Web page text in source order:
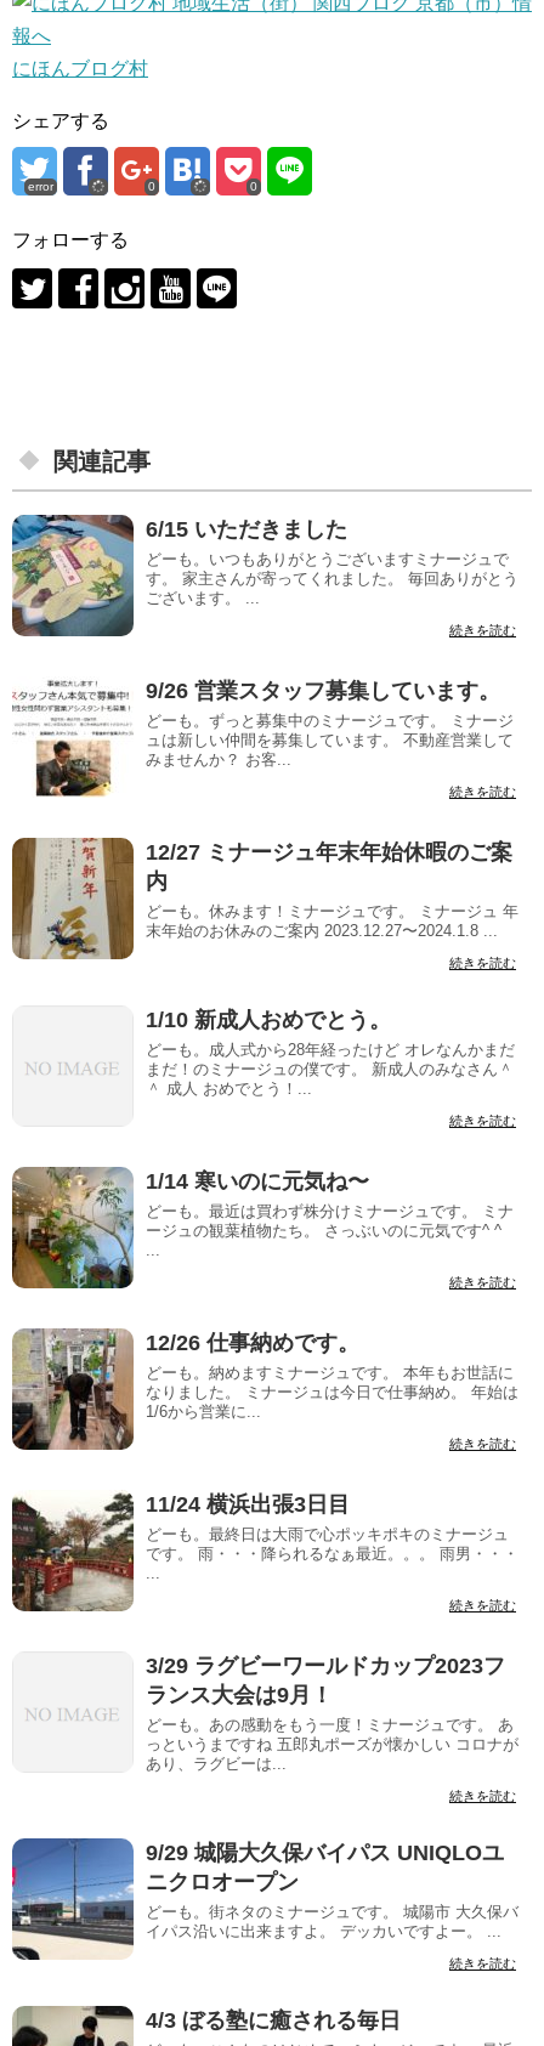
にほんブログ村
シェアする
error 0 0
フォローする
関連記事
6/15 いただきました
どーも。いつもありがとうございますミナージュで
す。 家主さんが寄ってくれました。 毎回ありがとう
ございます。 ...
続きを読む
9/26 営業スタッフ募集しています。
どーも。ずっと募集中のミナージュです。 ミナージ
ュは新しい仲間を募集しています。 不動産営業して
みませんか？ お客...
続きを読む
12/27 ミナージュ年末年始休暇のご案
内
どーも。休みます！ミナージュです。 ミナージュ 年
末年始のお休みのご案内 2023.12.27〜2024.1.8 ...
続きを読む
1/10 新成人おめでとう。
どーも。成人式から28年経ったけど オレなんかまだ
まだ！のミナージュの僕です。 新成人のみなさん＾
＾ 成人 おめでとう！...
続きを読む
1/14 寒いのに元気ね〜
どーも。最近は買わず株分けミナージュです。 ミナ
ージュの観葉植物たち。 さっぶいのに元気です^ ^
続きを読む
12/26 仕事納めです。
どーも。納めますミナージュです。 本年もお世話に
なりました。 ミナージュは今日で仕事納め。 年始は
1/6から営業に...
続きを読む
11/24 横浜出張3日目
どーも。最終日は大雨で心ポッキポキのミナージュ
です。 雨・・・降られるなぁ最近。。。 雨男・・・
続きを読む
3/29 ラグビーワールドカップ2023フ
ランス大会は9月！
どーも。あの感動をもう一度！ミナージュです。 あ
っというまですね 五郎丸ポーズが懐かしい コロナが
あり、ラグビーは...
続きを読む
9/29 城陽大久保バイパス UNIQLOユ
ニクロオープン
どーも。街ネタのミナージュです。 城陽市 大久保バ
イパス沿いに出来ますよ。 デッカいですよー。 ...
続きを読む
4/3 ぼる塾に癒される毎日